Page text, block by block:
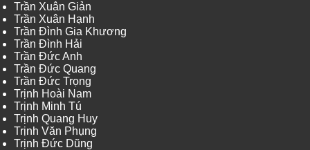
Trần Xuân Giản
Trần Xuân Hạnh
Trần Đình Gia Khương
Trần Đình Hải
Trần Đức Anh
Trần Đức Quang
Trần Đức Trọng
Trịnh Hoài Nam
Trịnh Minh Tú
Trịnh Quang Huy
Trịnh Văn Phụng
Trịnh Đức Dũng